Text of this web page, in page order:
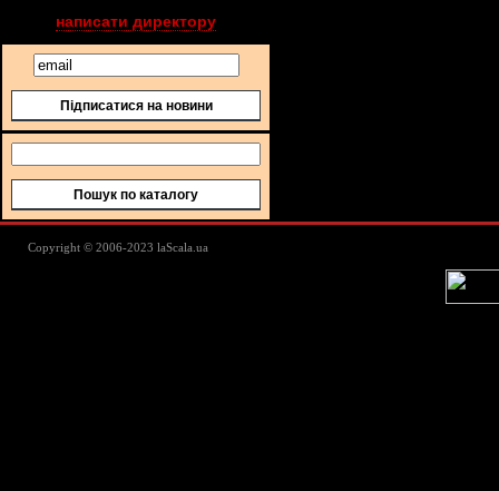
написати директору
Підписатися на новини
Пошук по каталогу
Copyright © 2006-2023 laScala.ua